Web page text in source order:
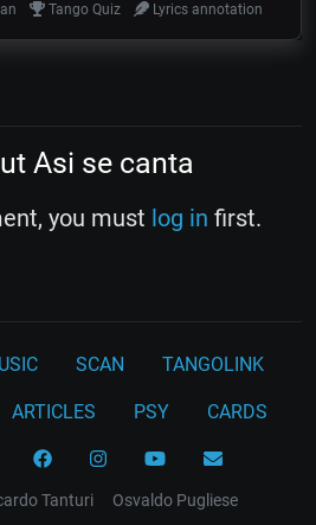
Tango Quiz Lyrics annotation
Asi se canta
you must log in first.
SCAN TANGOLINK
ARTICLES PSY CARDS
Tanturi Osvaldo Pugliese